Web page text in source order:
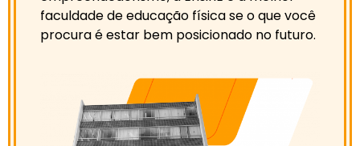
faculdade de educação física se o que você
procura é estar bem posicionado no futuro.